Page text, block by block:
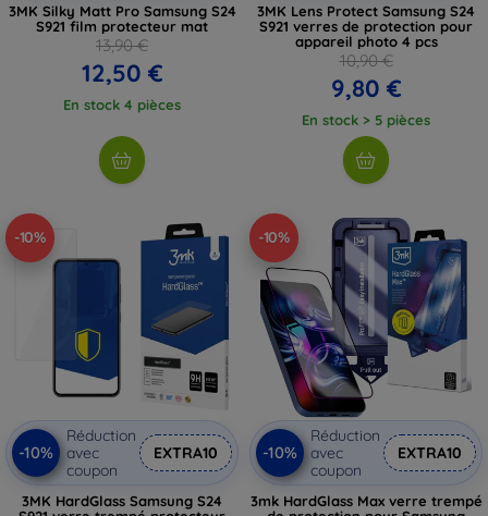
3MK Silky Matt Pro Samsung S24
S921 film protecteur mat
13,90 €
12,50 €
En stock 4 pièces
3MK Lens Protect Samsung S24
S921 verres de protection pour
appareil photo 4 pcs
10,90 €
9,80 €
En stock > 5 pièces
-10%
-10%
Réduction
avec
coupon
EXTRA10
3MK HardGlass Samsung S24
-10%
-10%
Réduction
avec
coupon
EXTRA10
3mk HardGlass Max verre trempé